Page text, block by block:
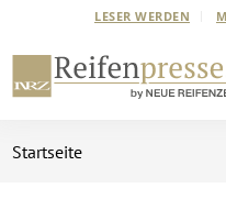
LESER WERDEN
Startseite